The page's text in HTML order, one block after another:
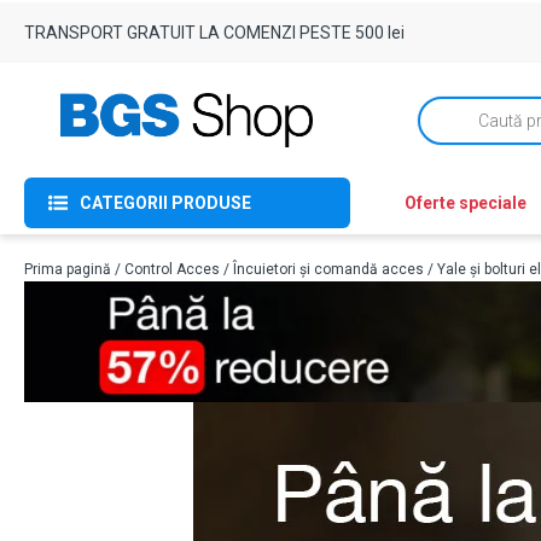
TRANSPORT GRATUIT LA COMENZI PESTE 500 lei
Products
search
CATEGORII PRODUSE Oferte speciale
Prima pagină / Control Acces / Încuietori și comandă acces / Yale și bolturi